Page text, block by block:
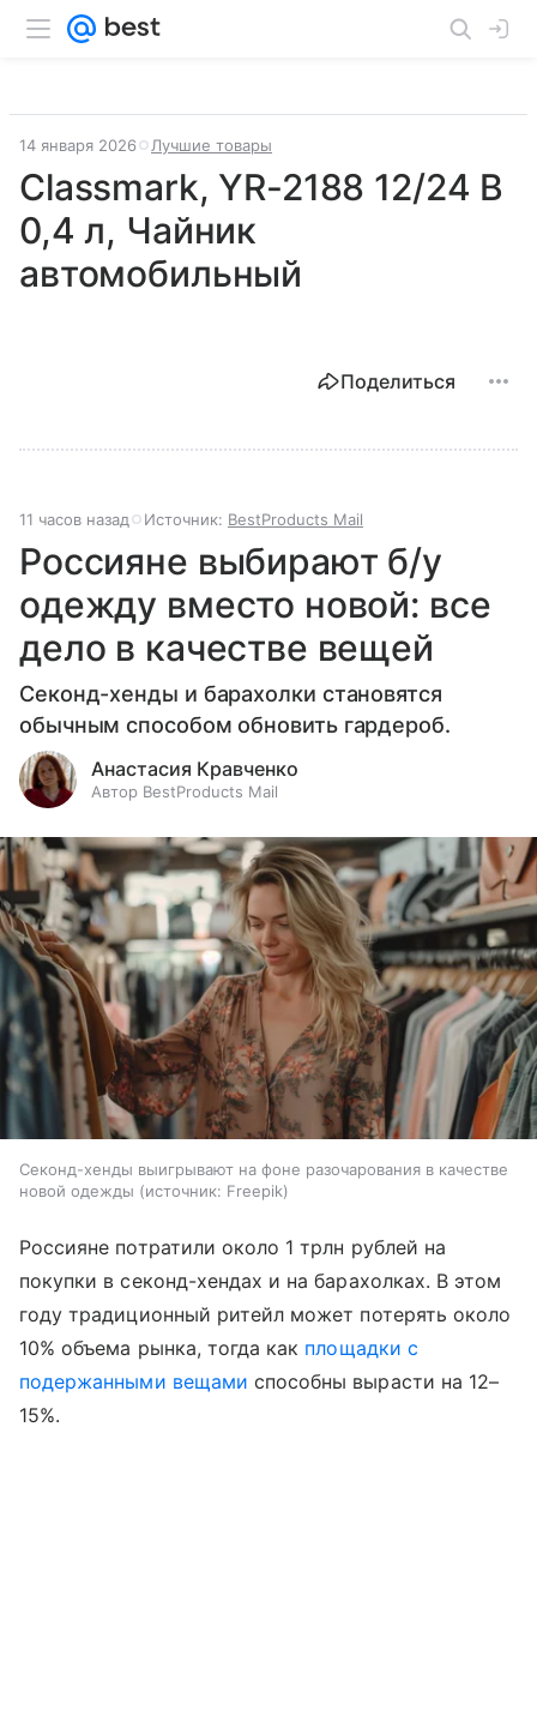
14 января 2026 Лучшие товары
Classmark, YR-2188 12/24 В
0,4 л, Чайник
автомобильный
Поделиться
11 часов назад Источник: BestProducts Mail
Россияне выбирают б/у
одежду вместо новой: все
дело в качестве вещей
Секонд-хенды и барахолки становятся
обычным способом обновить гардероб.
Анастасия Кравченко
Автор BestProducts Mail
Секонд-хенды выигрывают на фоне разочарования в качестве
новой одежды
источник: Freepik
Россияне потратили около 1 трлн рублей на
покупки в секонд-хендах и на барахолках. В этом
году традиционный ритейл может потерять около
10% объема рынка, тогда как площадки с
подержанными вещами способны вырасти на 12–
15%.